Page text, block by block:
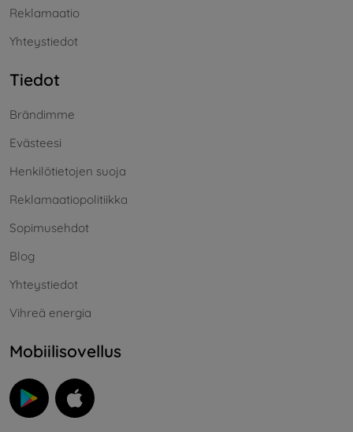
Reklamaatio
Yhteystiedot
Tiedot
Brändimme
Evästeesi
Henkilötietojen suoja
Reklamaatiopolitiikka
Sopimusehdot
Blog
Yhteystiedot
Vihreä energia
Mobiilisovellus